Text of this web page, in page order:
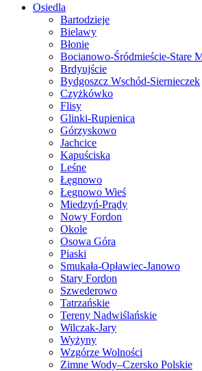
Osiedla
Bartodzieje
Bielawy
Błonie
Bocianowo-Śródmieście-Stare
Brdyujście
Bydgoszcz Wschód-Siernieczek
Czyżkówko
Flisy
Glinki-Rupienica
Górzyskowo
Jachcice
Kapuściska
Leśne
Łęgnowo
Łęgnowo Wieś
Miedzyń-Prądy
Nowy Fordon
Okole
Osowa Góra
Piaski
Smukała-Opławiec-Janowo
Stary Fordon
Szwederowo
Tatrzańskie
Tereny Nadwiślańskie
Wilczak-Jary
Wyżyny
Wzgórze Wolności
Zimne Wody–Czersko Polskie